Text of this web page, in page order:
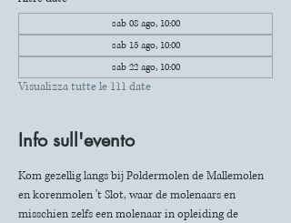
sab 08 ago, 10:00
sab 15 ago, 10:00
sab 22 ago, 10:00
Visualizza tutte le 111 date
Info sull'evento
Kom gezellig langs bij Poldermolen de Mallemolen
en korenmolen 't Slot, waar de molenaars en
misschien zelfs een molenaar in opleiding de